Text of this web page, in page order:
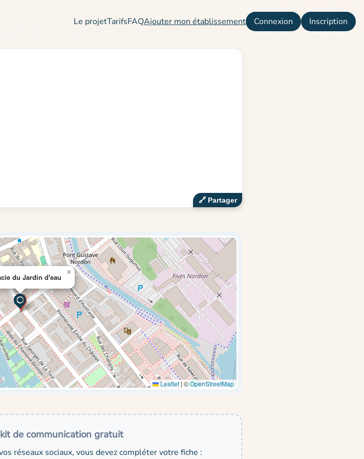
Le projetTarifsFAQAjouter mon établissement Connexion Inscription
🔗‍️ Partager
du Jardin d'eau
×
Leaflet |©OpenStreetMap
de communication gratuit
réseaux sociaux, vous devez compléter votre fiche :